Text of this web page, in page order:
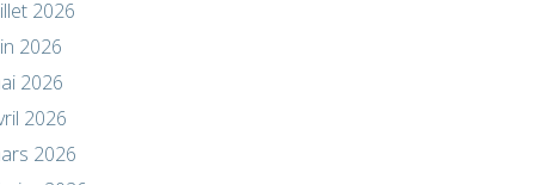
2026
2026
2026
2026
2026